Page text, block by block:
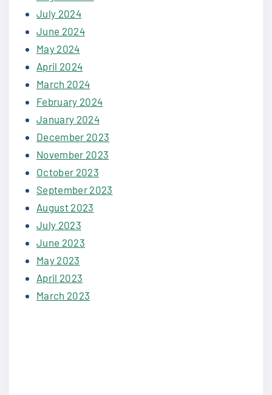
July 2024
June 2024
May 2024
April 2024
March 2024
February 2024
January 2024
December 2023
November 2023
October 2023
September 2023
August 2023
July 2023
June 2023
May 2023
April 2023
March 2023